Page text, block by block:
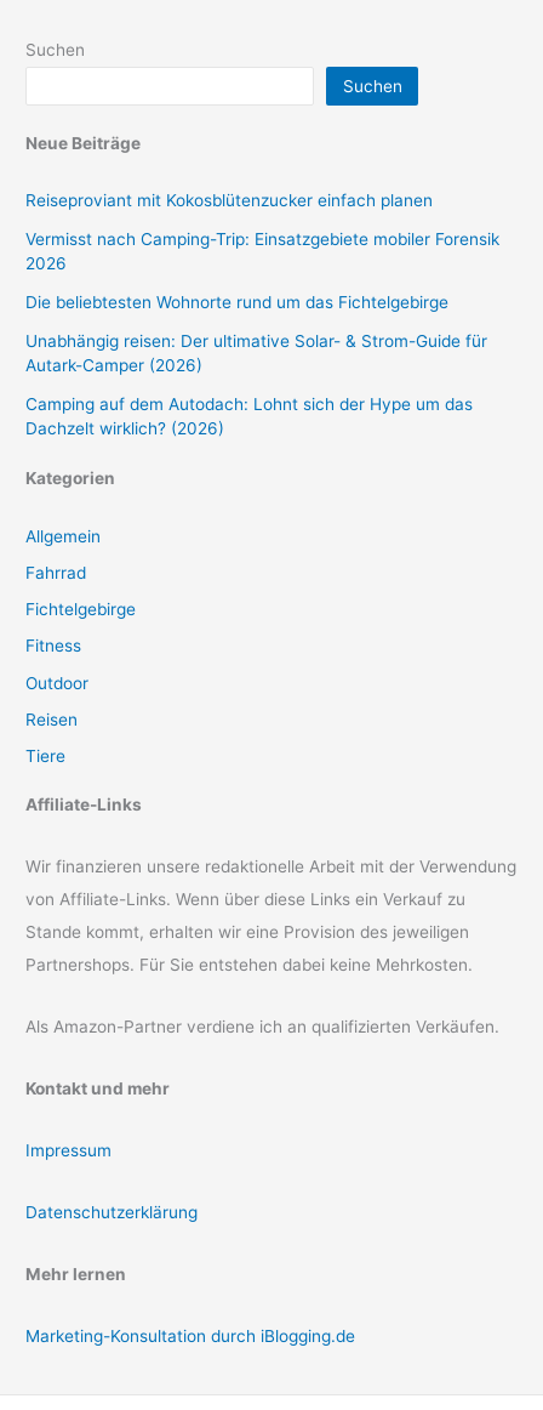
Suchen
Suchen
Neue Beiträge
Reiseproviant mit Kokosblütenzucker einfach planen
Vermisst nach Camping-Trip: Einsatzgebiete mobiler Forensik
2026
Die beliebtesten Wohnorte rund um das Fichtelgebirge
Unabhängig reisen: Der ultimative Solar- & Strom-Guide für
Autark-Camper (2026)
Camping auf dem Autodach: Lohnt sich der Hype um das
Dachzelt wirklich? (2026)
Kategorien
Allgemein
Fahrrad
Fichtelgebirge
Fitness
Outdoor
Reisen
Tiere
Affiliate-Links
Wir finanzieren unsere redaktionelle Arbeit mit der Verwendung
von Affiliate-Links. Wenn über diese Links ein Verkauf zu
Stande kommt, erhalten wir eine Provision des jeweiligen
Partnershops. Für Sie entstehen dabei keine Mehrkosten.
Als Amazon-Partner verdiene ich an qualifizierten Verkäufen.
Kontakt und mehr
Impressum
Datenschutzerklärung
Mehr lernen
Marketing-Konsultation durch iBlogging.de